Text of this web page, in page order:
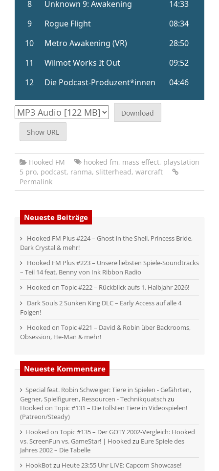
Download
Show URL
Hooked FM hooked fm, mass effect, playstation
5 pro, podcast, ranma, slitterhead, warcraft
Permalink
Neueste Beiträge
Hooked FM Plus #224 – Ghost in the Shell, Princess Bride,
Dark Crystal & mehr!
Hooked FM Plus #223 – Unsere liebsten Spiele-Soundtracks
– Teil 14 feat. Benny von Ink Ribbon Radio
Hooked on Topic #222 – Rückblick aufs 1. Halbjahr 2026!
Dark Souls 2 Sunken King DLC – Early Access auf alle 4
Folgen!
Hooked on Topic #221 – David & Robin über Backrooms,
Obsession, He-Man & mehr!
Neueste Kommentare
Special feat. Robin Schweiger: Tiere in Spielen - Gefährten,
Gegner, Spielfiguren, Ressourcen - Technikquatsch zu
Hooked on Topic #131 – Die tollsten Tiere in Videospielen!
(Patreon/Steady)
Hooked on Topic #135 – Der GOTY 2002-Vergleich: Hooked
vs. ScreenFun vs. GameStar! | Hooked zu Eure Spiele des
Jahres 2002 – Die Tabelle
HookBotzu Heute 23:55 Uhr LIVE: Capcom Showcase!